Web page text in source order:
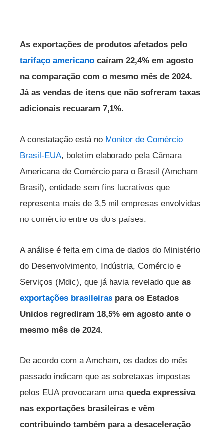
As exportações de produtos afetados pelo
tarifaço americano caíram 22,4% em agosto
na comparação com o mesmo mês de 2024.
Já as vendas de itens que não sofreram taxas
adicionais recuaram 7,1%.
A constatação está no Monitor de Comércio
Brasil-EUA, boletim elaborado pela Câmara
Americana de Comércio para o Brasil (Amcham
Brasil), entidade sem fins lucrativos que
representa mais de 3,5 mil empresas envolvidas
no comércio entre os dois países.
A análise é feita em cima de dados do Ministério
do Desenvolvimento, Indústria, Comércio e
Serviços (Mdic), que já havia revelado que as
exportações brasileiras para os Estados
Unidos regrediram 18,5% em agosto ante o
mesmo mês de 2024.
De acordo com a Amcham, os dados do mês
passado indicam que as sobretaxas impostas
pelos EUA provocaram uma queda expressiva
nas exportações brasileiras e vêm
contribuindo também para a desaceleração